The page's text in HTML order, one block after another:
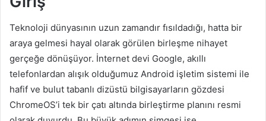
Teknoloji dünyasının uzun zamandır fısıldadığı, hatta bir
araya gelmesi hayal olarak görülen birleşme nihayet
gerçeğe dönüşüyor. İnternet devi Google, akıllı
telefonlardan alışık olduğumuz Android işletim sistemi ile
hafif ve bulut tabanlı dizüstü bilgisayarların gözdesi
ChromeOS’i tek bir çatı altında birleştirme planını resmi